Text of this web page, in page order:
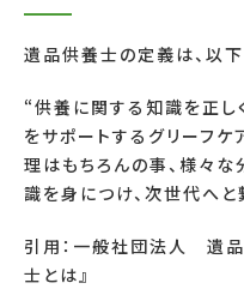
遺品供養士の定義は、以下
“供養に関する知識を正し
をサポートするグリーフ
理はもちろんの事、様々
識を身につけ、次世代へと
引用 ： 一般社団法人 遺品
士とは』